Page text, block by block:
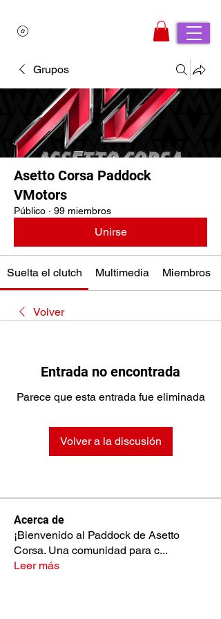
Grupos
Asetto Corsa Paddock
VMotors
Público · 99 miembros
Unirse
Suelta el clutch Multimedia Miembros
Volver
Entrada no encontrada
Parece que esta entrada fue eliminada
Volver a la discusión
Acerca de
¡Bienvenido al Paddock de Asetto
Corsa. Una comunidad para c...
Leer más